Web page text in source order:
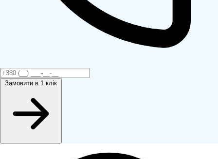
Замовити в 1 клік